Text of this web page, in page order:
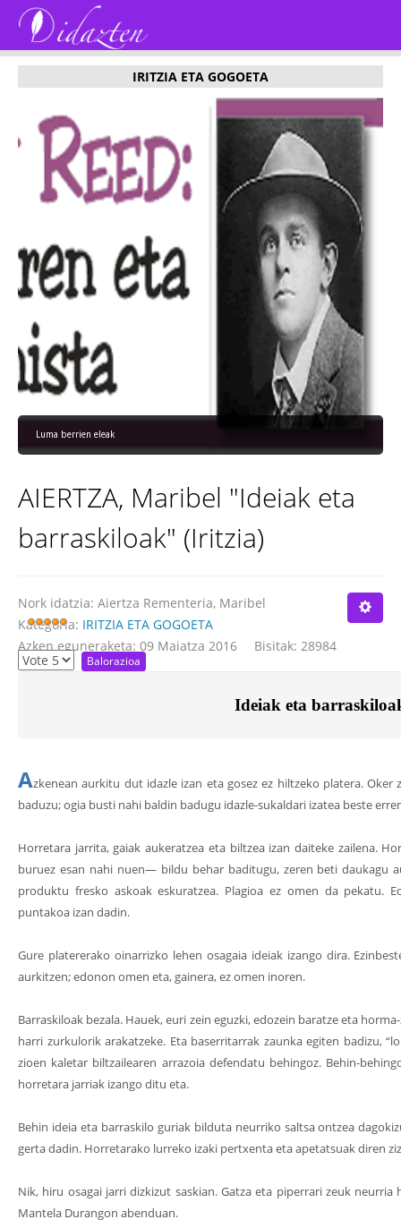
IRITZIA ETA GOGOETA
Luma berrien eleak
AIERTZA, Maribel "Ideiak eta
barraskiloak" (Iritzia)
Nork idatzia: Aiertza Rementeria, Maribel
Kategoria: IRITZIA ETA GOGOETA
Azken eguneraketa: 09 Maiatza 2016
Bisitak: 28984
Ideiak eta
Azkenean aurkitu dut idazle izan eta gosez ez hiltzeko platera.
baduzu; ogia busti nahi baldin badugu idazle-sukaldari izatea beste
Horretara jarrita, gaiak aukeratzea eta biltzea izan daiteke zailena.
buruez esan nahi nuen— bildu behar baditugu, zeren beti daukagu
produktu fresko askoak eskuratzea. Plagioa ez omen da pekatu.
puntakoa izan dadin.
Gure platererako oinarrizko lehen osagaia ideiak izango dira.
aurkitzen; edonon omen eta, gainera, ez omen inoren.
Barraskiloak bezala. Hauek, euri zein eguzki, edozein baratze eta
harri zurkulorik arakatzeke. Eta baserritarrak zaunka egiten badizu,
zioen kaletar biltzailearen arrazoia defendatu behingoz. Behin-
horretara jarriak izango ditu eta.
Behin ideia eta barraskilo guriak bilduta neurriko saltsa ontzea
gerta dadin. Horretarako lurreko izaki pertxenta eta apetatsuak diren
Nik, hiru osagai jarri dizkizut saskian. Gatza eta piperrari zeuk neurria
Mantela Durangon abenduan.